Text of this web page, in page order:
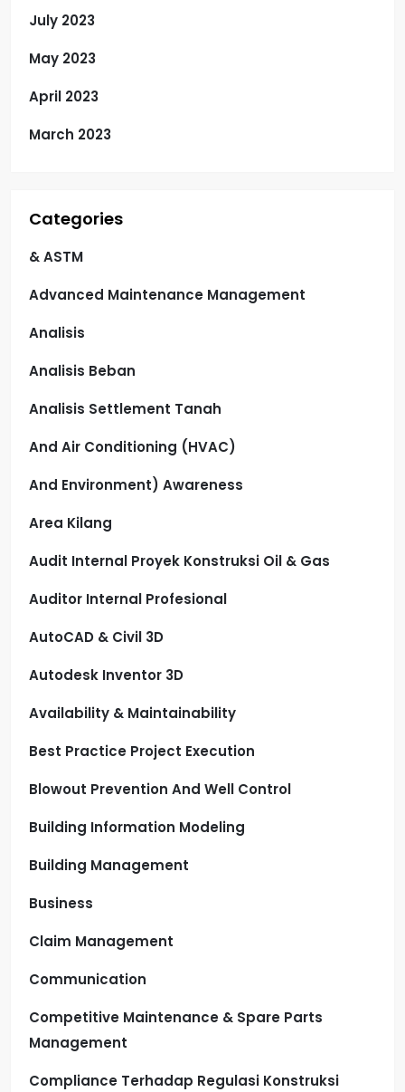
July 2023
May 2023
April 2023
March 2023
Categories
& ASTM
Advanced Maintenance Management
Analisis
Analisis Beban
Analisis Settlement Tanah
And Air Conditioning (HVAC)
And Environment) Awareness
Area Kilang
Audit Internal Proyek Konstruksi Oil & Gas
Auditor Internal Profesional
AutoCAD & Civil 3D
Autodesk Inventor 3D
Availability & Maintainability
Best Practice Project Execution
Blowout Prevention And Well Control
Building Information Modeling
Building Management
Business
Claim Management
Communication
Competitive Maintenance & Spare Parts
Management
Compliance Terhadap Regulasi Konstruksi